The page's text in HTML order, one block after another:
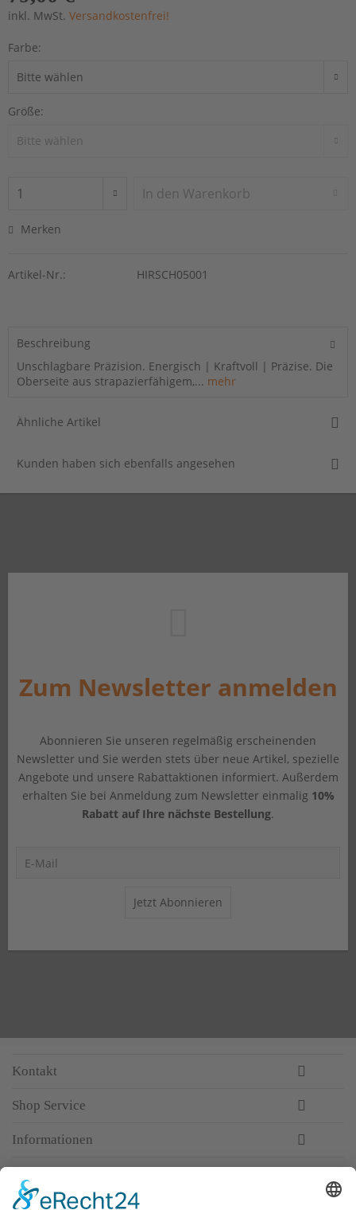
inkl. MwSt. Versandkostenfrei!
Farbe:
Größe:
In den Warenkorb
Merken
Artikel-Nr.: HIRSCH05001
Beschreibung
Unschlagbare Präzision. Energisch | Kraftvoll | Präzise. Die
Oberseite aus strapazierfähigem,... mehr
Ähnliche Artikel
Kunden haben sich ebenfalls angesehen
Zum Newsletter anmelden
Abonnieren Sie unseren regelmäßig erscheinenden
Newsletter und Sie werden stets über neue Artikel, spezielle
Angebote und unsere Rabattaktionen informiert. Außerdem
erhalten Sie bei Anmeldung zum Newsletter einmalig 10%
Rabatt auf Ihre nächste Bestellung.
Jetzt Abonnieren
Kontakt
Shop Service
Informationen